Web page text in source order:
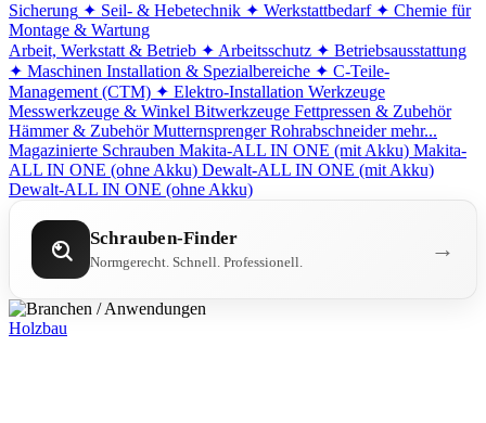
Sicherung ✦ Seil- & Hebetechnik ✦ Werkstattbedarf ✦ Chemie für
Montage & Wartung
Arbeit, Werkstatt & Betrieb ✦ Arbeitsschutz ✦ Betriebsausstattung
✦ Maschinen Installation & Spezialbereiche ✦ C-Teile-
Management (CTM) ✦ Elektro-Installation Werkzeuge
Messwerkzeuge & Winkel Bitwerkzeuge Fettpressen & Zubehör
Hämmer & Zubehör Mutternsprenger Rohrabschneider mehr...
Magazinierte Schrauben Makita-ALL IN ONE (mit Akku) Makita-
ALL IN ONE (ohne Akku) Dewalt-ALL IN ONE (mit Akku)
Dewalt-ALL IN ONE (ohne Akku)
Schrauben-Finder
Normgerecht. Schnell. Professionell. →
Holzbau